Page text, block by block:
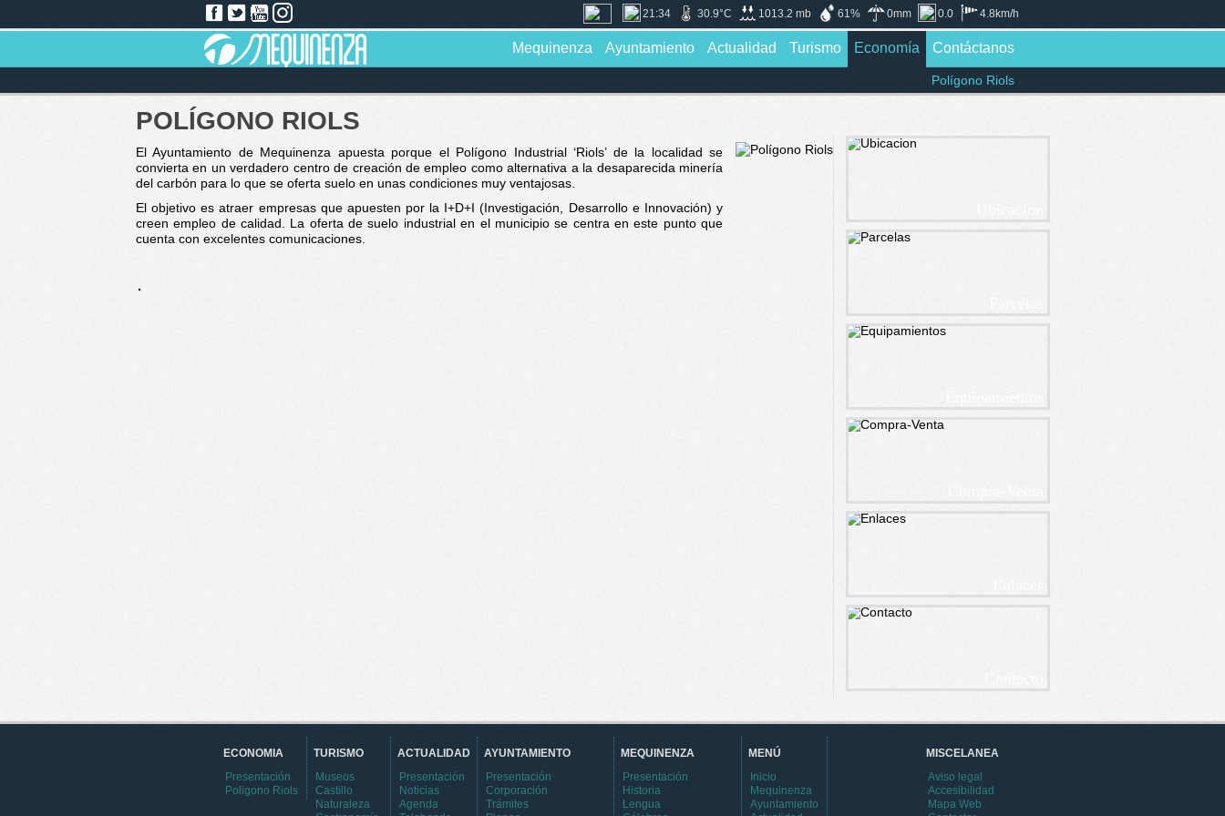
21:34 30.9°C 1013.2 mb 61% 0mm 0.0 4.8km/h
Mequinenza Ayuntamiento Actualidad Turismo Economía Contáctanos
Polígono Riols
POLÍGONO RIOLS
El Ayuntamiento de Mequinenza apuesta porque el Polígono Industrial ‘Riols’ de la localidad se
convierta en un verdadero centro de creación de empleo como alternativa a la desaparecida minería
del carbón para lo que se oferta suelo en unas condiciones muy ventajosas.
El objetivo es atraer empresas que apuesten por la I+D+I (Investigación, Desarrollo e Innovación) y
creen empleo de calidad. La oferta de suelo industrial en el municipio se centra en este punto que
cuenta con excelentes comunicaciones.
MENÚ
Inicio
Mequinenza
Ayuntamiento
MEQUINENZA
Presentación
Historia
Lengua
AYUNTAMIENTO
Presentación
Corporación
Trámites
ACTUALIDAD
Presentación
Noticias
Agenda
TURISMO
Museos
Castillo
Naturaleza
ECONOMIA
Presentación
Poligono Riols
MISCELANEA
Aviso legal
Accesibilidad
Mapa Web